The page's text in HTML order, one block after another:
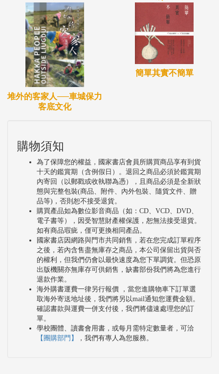
堆外的客家人──車城保力
客底文化
簡單其實不簡單
購物須知
為了保障您的權益，國家書店會員所購買商品享有到貨
十天的鑑賞期（含例假日）。退回之商品必須於鑑賞期
內寄回（以郵戳或收執聯為憑），且商品必須是全新狀
態與完整包裝(商品、附件、內外包裝、隨貨文件、贈
品等)，否則恕不接受退貨。
購買產品如為數位影音商品（如：CD、VCD、DVD、
電子書等），因受智慧財產權保護，恕無法接受退貨。
如有商品瑕疵，僅可更換相同產品。
國家書店因網路與門市共同銷售，若在您完成訂單程序
之後，若內含售盡無庫存之商品，本公司保留出貨與否
的權利，但我們仍會以最快速度為您下單調貨。但恐原
出版機關亦無庫存可供銷售，缺書部份我們將為您進行
退款作業。
海外購書運費一律另行報價 ，當您進購物車下訂單選
取海外寄送地址後，我們將另以mail通知您運費金額。
確認書款與運費一併支付後，我們將儘速處理您的訂
單。
學校團體、讀書會用書，或每月需特定數量者，可洽
【團購部門】
，我們有專人為您服務。